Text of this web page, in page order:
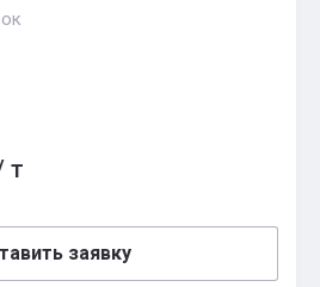
т
заявку